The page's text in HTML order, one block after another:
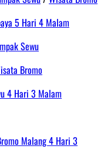
5 Hari 4 Malam
Bromo
4 Hari 3 Malam
Malang 4 Hari 3